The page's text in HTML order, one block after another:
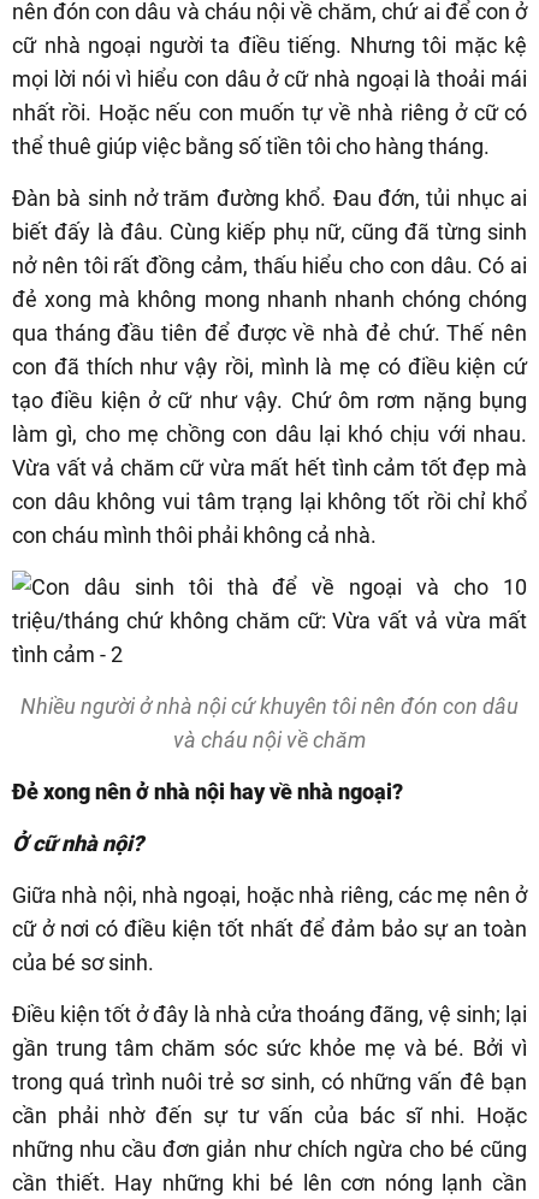
nên đón con dâu và cháu nội về chăm, chứ ai để con ở
cữ nhà ngoại người ta điều tiếng. Nhưng tôi mặc kệ
mọi lời nói vì hiểu con dâu ở cữ nhà ngoại là thoải mái
nhất rồi. Hoặc nếu con muốn tự về nhà riêng ở cữ có
thể thuê giúp việc bằng số tiền tôi cho hàng tháng.
Đàn bà sinh nở trăm đường khổ. Đau đớn, tủi nhục ai
biết đấy là đâu. Cùng kiếp phụ nữ, cũng đã từng sinh
nở nên tôi rất đồng cảm, thấu hiểu cho con dâu. Có ai
đẻ xong mà không mong nhanh nhanh chóng chóng
qua tháng đầu tiên để được về nhà đẻ chứ. Thế nên
con đã thích như vậy rồi, mình là mẹ có điều kiện cứ
tạo điều kiện ở cữ như vậy. Chứ ôm rơm nặng bụng
làm gì, cho mẹ chồng con dâu lại khó chịu với nhau.
Vừa vất vả chăm cữ vừa mất hết tình cảm tốt đẹp mà
con dâu không vui tâm trạng lại không tốt rồi chỉ khổ
con cháu mình thôi phải không cả nhà.
Nhiều người ở nhà nội cứ khuyên tôi nên đón con dâu
và cháu nội về chăm
Đẻ xong nên ở nhà nội hay về nhà ngoại?
Ở cữ nhà nội?
Giữa nhà nội, nhà ngoại, hoặc nhà riêng, các mẹ nên ở
cữ ở nơi có điều kiện tốt nhất để đảm bảo sự an toàn
của bé sơ sinh.
Điều kiện tốt ở đây là nhà cửa thoáng đãng, vệ sinh; lại
gần trung tâm chăm sóc sức khỏe mẹ và bé. Bởi vì
trong quá trình nuôi trẻ sơ sinh, có những vấn đê bạn
cần phải nhờ đến sự tư vấn của bác sĩ nhi. Hoặc
những nhu cầu đơn giản như chích ngừa cho bé cũng
cần thiết. Hay những khi bé lên cơn nóng lạnh cần